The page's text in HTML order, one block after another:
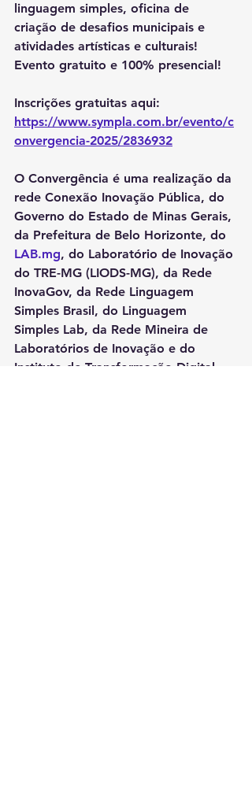
linguagem simples, oficina de
criação de desafios municipais e
atividades artísticas e culturais!
Evento gratuito e 100% presencial!
Inscrições gratuitas aqui:
https://www.sympla.com.br/evento/c
onvergencia-2025/2836932
O Convergência é uma realização da
rede Conexão Inovação Pública, do
Governo do Estado de Minas Gerais,
da Prefeitura de Belo Horizonte, do
LAB.mg, do Laboratório de Inovação
do TRE-MG (LIODS-MG), da Rede
InovaGov, da Rede Linguagem
Simples Brasil, do Linguagem
Simples Lab, da Rede Mineira de
Laboratórios de Inovação e do
Instituto de Transformação Digital.